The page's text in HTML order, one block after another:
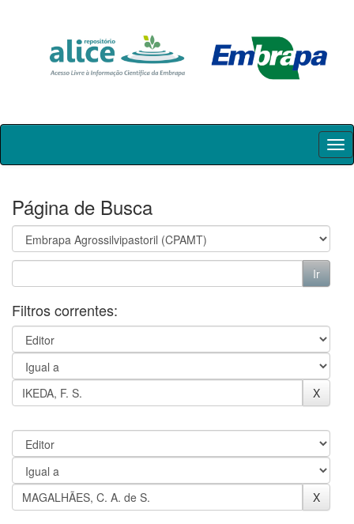
Skip
Página de Busca
Filtros correntes: